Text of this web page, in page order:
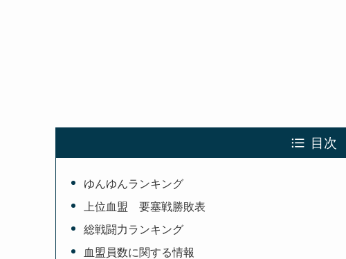
目次
ゆんゆんランキング
上位血盟 要塞戦勝敗表
総戦闘力ランキング
血盟員数に関する情報